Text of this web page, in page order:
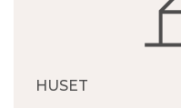
HUSET